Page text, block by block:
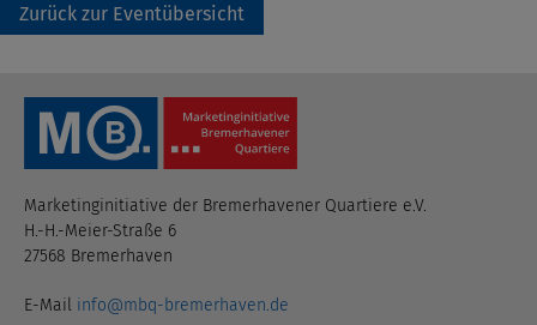
Zurück zur Eventübersicht
Marketinginitiative der Bremerhavener Quartiere e.V.
H.-H.-Meier-Straße 6
27568 Bremerhaven
E-Mail info@mbq-bremerhaven.de